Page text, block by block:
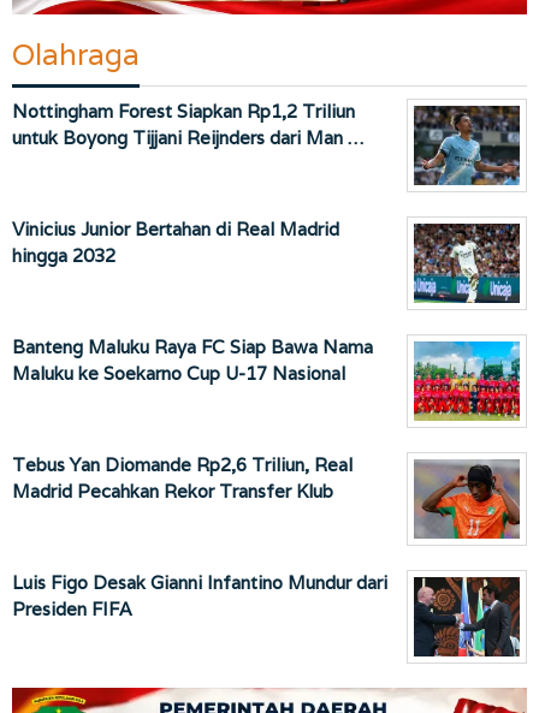
Olahraga
Nottingham Forest Siapkan Rp1,2 Triliun
untuk Boyong Tijjani Reijnders dari Man …
Vinicius Junior Bertahan di Real Madrid
hingga 2032
Banteng Maluku Raya FC Siap Bawa Nama
Maluku ke Soekarno Cup U-17 Nasional
Tebus Yan Diomande Rp2,6 Triliun, Real
Madrid Pecahkan Rekor Transfer Klub
Luis Figo Desak Gianni Infantino Mundur dari
Presiden FIFA